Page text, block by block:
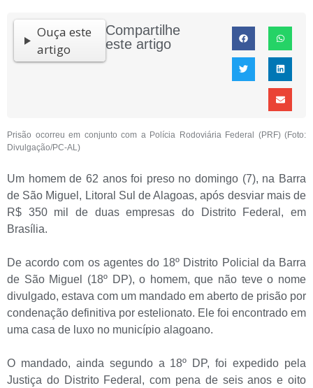
Ouça este
artigo
Compartilhe
este artigo
Prisão ocorreu em conjunto com a Polícia Rodoviária Federal (PRF) (Foto:
Divulgação/PC-AL)
Um homem de 62 anos foi preso no domingo (7), na Barra
de São Miguel, Litoral Sul de Alagoas, após desviar mais de
R$ 350 mil de duas empresas do Distrito Federal, em
Brasília.
De acordo com os agentes do 18º Distrito Policial da Barra
de São Miguel (18º DP), o homem, que não teve o nome
divulgado, estava com um mandado em aberto de prisão por
condenação definitiva por estelionato. Ele foi encontrado em
uma casa de luxo no município alagoano.
O mandado, ainda segundo a 18º DP, foi expedido pela
Justiça do Distrito Federal, com pena de seis anos e oito